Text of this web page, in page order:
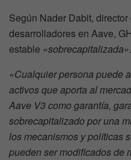
Según Nader Dabit,
desarrolladores en Aave,
estable «sobrecapitalizada».
«Cualquier persona puede
activos que aporta al
Aave V3 como garantía,
sobrecapitalizado por una
los mecanismos y políticas
pueden ser modificados de